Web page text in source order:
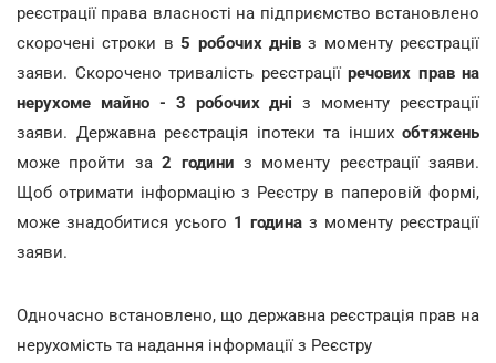
реєстрації права власності на підприємство встановлено
скорочені строки в5 робочих днівз моменту реєстрації
заяви. Скорочено тривалість реєстрації речових прав на
нерухоме майно - 3 робочих дні з моменту реєстрації
заяви. Державна реєстрація іпотеки та інших обтяжень
може пройти за2 години з моменту реєстрації заяви.
Щоб отримати інформацію з Реєстру в паперовій формі,
може знадобитися усього 1 година з моменту реєстрації
заяви.
Одночасно встановлено, що державна реєстрація прав на
нерухомість та надання інформації з Реєстру